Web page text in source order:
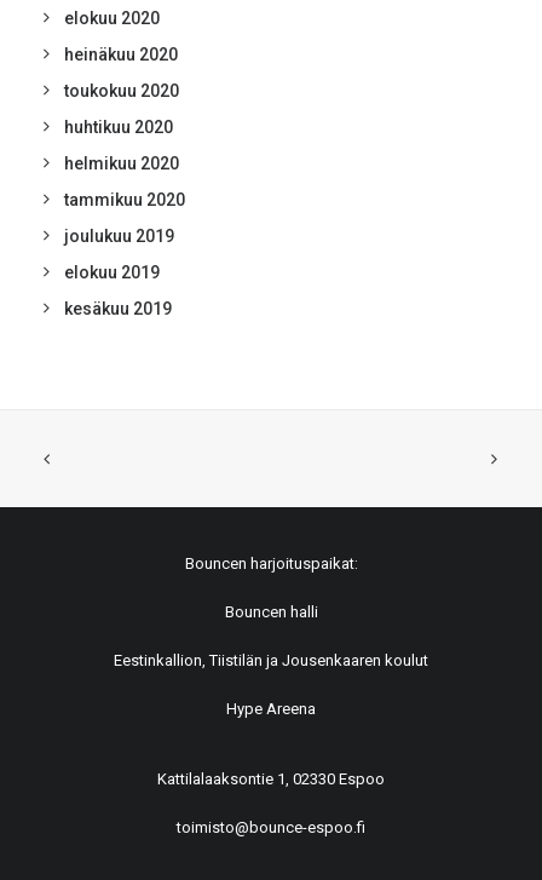
elokuu 2020
heinäkuu 2020
toukokuu 2020
huhtikuu 2020
helmikuu 2020
tammikuu 2020
joulukuu 2019
elokuu 2019
kesäkuu 2019
Bouncen harjoituspaikat:
Bouncen halli
Eestinkallion, Tiistilän ja Jousenkaaren koulut
Hype Areena
Kattilalaaksontie 1, 02330 Espoo
toimisto@bounce-espoo.fi